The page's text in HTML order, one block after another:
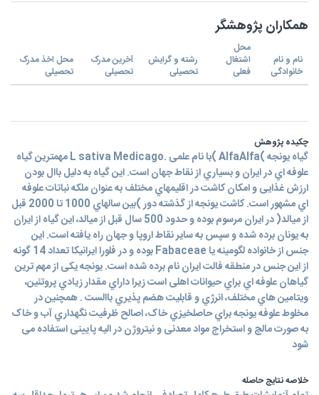
همکاران پژوهشگر
نام و نام
خانوادگی
محل
اشتغال
فعلی
رشته و گرایش
تحصیلی
آخرین مدرک
تحصیلی
محل اخذ مدرک
تحصیلی
چکیده پژوهش
گياه يونجه )AlfaAlfa )با نام علمی .L sativa Medicago مهمترين گياه
علوفه اي در ايران و بسياري از نقاط جهان است. اين گياه به دليل باال بودن
ارزش غذايی و امکان کاشت در اقليمهاي مختلف به عنوان ملکه نباتات علوفه
اي مشهور است. کاشت يونجه از گذشته دور )بين سالهاي 1000 تا 2000 قبل
از ميالد( در ايران مرسوم بوده و حدود 500 سال قبل از ميالد، اين گياه از ايران
به يونان برده شده و سپس به ساير نقاط اروپا و جهان راه يافته است. اين
جنس از خانواده لگومينه يا Fabaceae بوده و در فلورا ايرانيکا تعداد 14 گونه
از اين جنس در منطقه فالت ايران نام برده شده است. يونجه يکی از مهم ترين
گياهان علوفه اي براي حيوانات اهلی است زيرا داراي مقدار زيادي پروتئين،
ويتامين هاي مختلف، انرژي و قابليت هضم پذيري باالست . همچنين در
مخلوط علوفه يونجه براي حاصلخيزي خاک، اصالح ظرفيت نگهداري آب و خاک
به صورت مالچ و استخراج مواد معدنی و نيتروژن در اليه پايينی استفاده می
شود
خلاصه نتایج حاصله